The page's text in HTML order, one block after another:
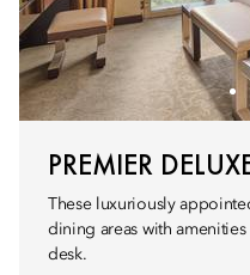
PREMIER
These luxuriously
dining areas with
desk.